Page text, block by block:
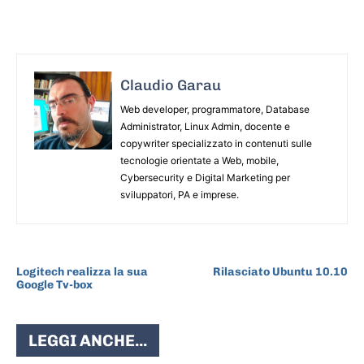
Claudio Garau
Web developer, programmatore, Database
Administrator, Linux Admin, docente e
copywriter specializzato in contenuti sulle
tecnologie orientate a Web, mobile,
Cybersecurity e Digital Marketing per
sviluppatori, PA e imprese.
Logitech realizza la sua
Google Tv-box
Rilasciato Ubuntu 10.10
LEGGI ANCHE...